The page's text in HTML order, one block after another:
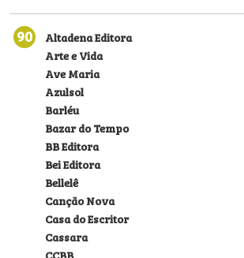
90
Altadena Editora
Arte e Vida
Ave Maria
Azulsol
Barléu
Bazar do Tempo
BB Editora
Bei Editora
Bellelê
Canção Nova
Casa do Escritor
Cassara